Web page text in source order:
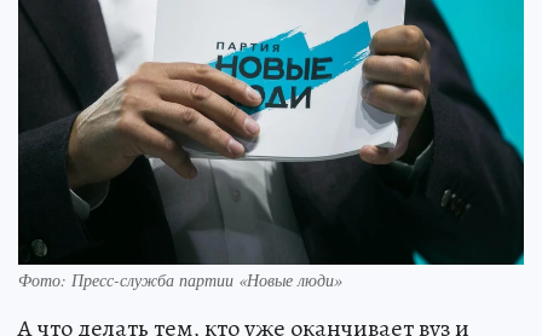
Фото: Пресс-служба партии «Новые люди»
А что делать тем, кто уже оканчивает вуз и